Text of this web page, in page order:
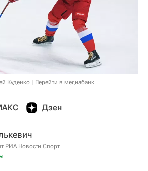
Куденко Перейти в медиабанк
Дзен
РИА Новости Спорт